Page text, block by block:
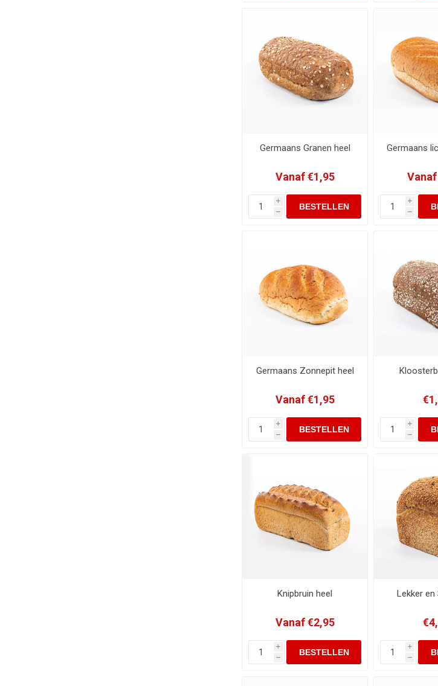
Germaans Granen heel
Vanaf €1,95
i
h
Germaans
i
h
Germaans Zonnepit heel
Vanaf €1,95
i
h
i
h
Knipbruin heel
Vanaf €2,95
i
h
Lekker
i
h